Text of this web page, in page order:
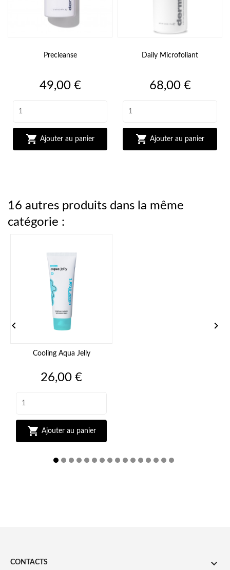
Precleanse
Prix
49,00 €
 Ajouter au panier
Daily Microfoliant
Prix
68,00 €
 Ajouter au panier
16 autres produits dans la même
catégorie :
Cooling Aqua Jelly
Prix
26,00 €
 Ajouter au panier
 
CONTACTS 